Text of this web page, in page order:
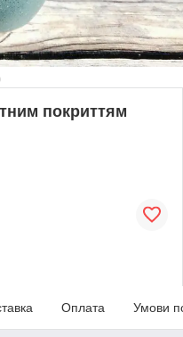
покриттям
Оплата Умови